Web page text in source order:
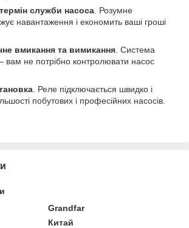
служби насоса . Розумне
навантаження і економить ваші гроші
вмикання та вимикання . Система
не потрібно контролювати насос
. Реле підключається швидко і
побутових і професійних насосів.
Grandfar
Китай